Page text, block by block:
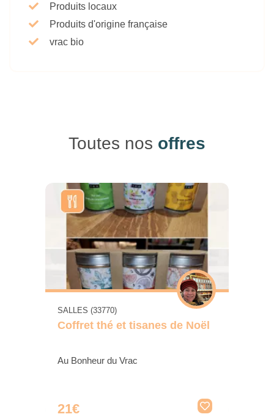
Produits locaux
Produits d'origine française
vrac bio
Toutes nos offres
SALLES (33770)
Coffret thé et tisanes de Noël
Au Bonheur du Vrac
21€